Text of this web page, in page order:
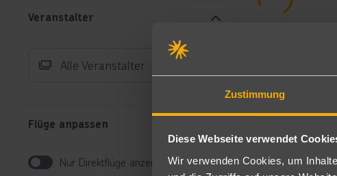
Zustimmung
Diese Webseite verwendet
Wir verwenden Cookies, um
Veranstalter
Alle Veranstalter
Flüge anpassen
Nur Direktflüge anzeigen
gegen